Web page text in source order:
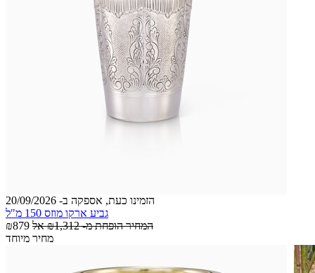
הזמינו כעת, אספקה ב- 20/09/2026
גביע ארקו מוזס 150 מ"ל
₪879
המחיר הופחת מ-₪1,312 אל
מחיר מיוחד